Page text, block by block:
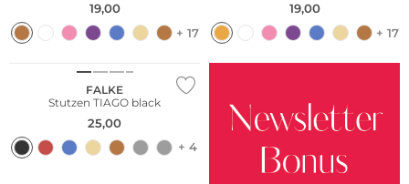
19,00
+ 17
19,00
+ 17
Nachhaltig
FALKE
Stutzen TIAGO black
25,00
+ 4